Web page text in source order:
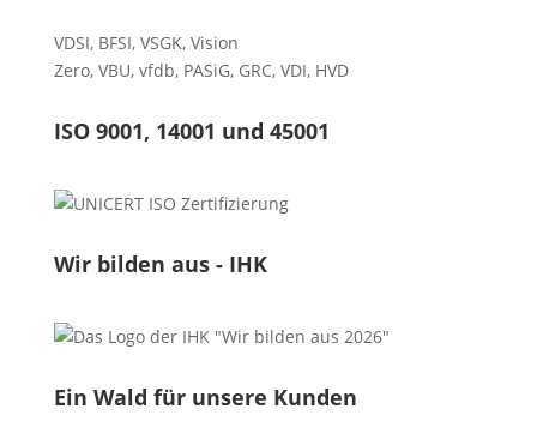
VDSI, BFSI, VSGK, Vision
Zero, VBU, vfdb, PASiG, GRC, VDI, HVD
ISO 9001, 14001 und 45001
Wir bilden aus - IHK
Ein Wald für unsere Kunden